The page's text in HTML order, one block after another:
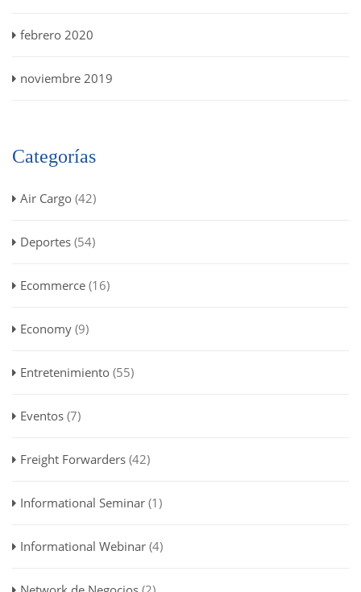
febrero 2020
noviembre 2019
Categorías
Air Cargo (42)
Deportes (54)
Ecommerce (16)
Economy (9)
Entretenimiento (55)
Eventos (7)
Freight Forwarders (42)
Informational Seminar (1)
Informational Webinar (4)